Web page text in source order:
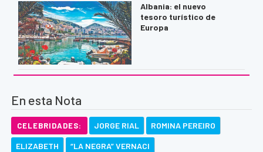
Albania: el nuevo
tesoro turístico de
Europa
En esta Nota
CELEBRIDADES: JORGE RIAL ROMINA PEREIRO
ELIZABETH “LA NEGRA” VERNACI